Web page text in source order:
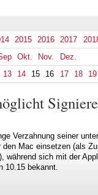
2015 2016 2017
Okt. Nov.
Dez.
13 14 15 16 17 18 19
Verzahnung seiner
Mac einsetzen (als
sich mit der
10.15 bekannt.